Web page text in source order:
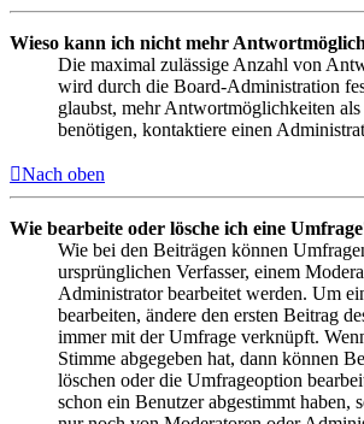
Wieso kann ich nicht mehr
Die maximal zulässige Anzahl von
wird durch die Board-Administration
glaubst, mehr Antwortmöglichkeiten als
benötigen, kontaktiere einen
Nach oben
Wie bearbeite oder lösche ich eine
Wie bei den Beiträgen können
ursprünglichen Verfasser, einem
Administrator bearbeitet werden. Um
bearbeiten, ändere den ersten Beitrag
immer mit der Umfrage verknüpft.
Stimme abgegeben hat, dann können
löschen oder die Umfrageoption
schon ein Benutzer abgestimmt haben,